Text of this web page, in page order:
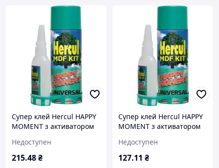
Супер клей Hercul HAPPY
MOMENT з активатором
Недоступен
215.48₴
Супер клей Hercul HAPPY
MOMENT з активатором
Недоступен
127.11 ₴